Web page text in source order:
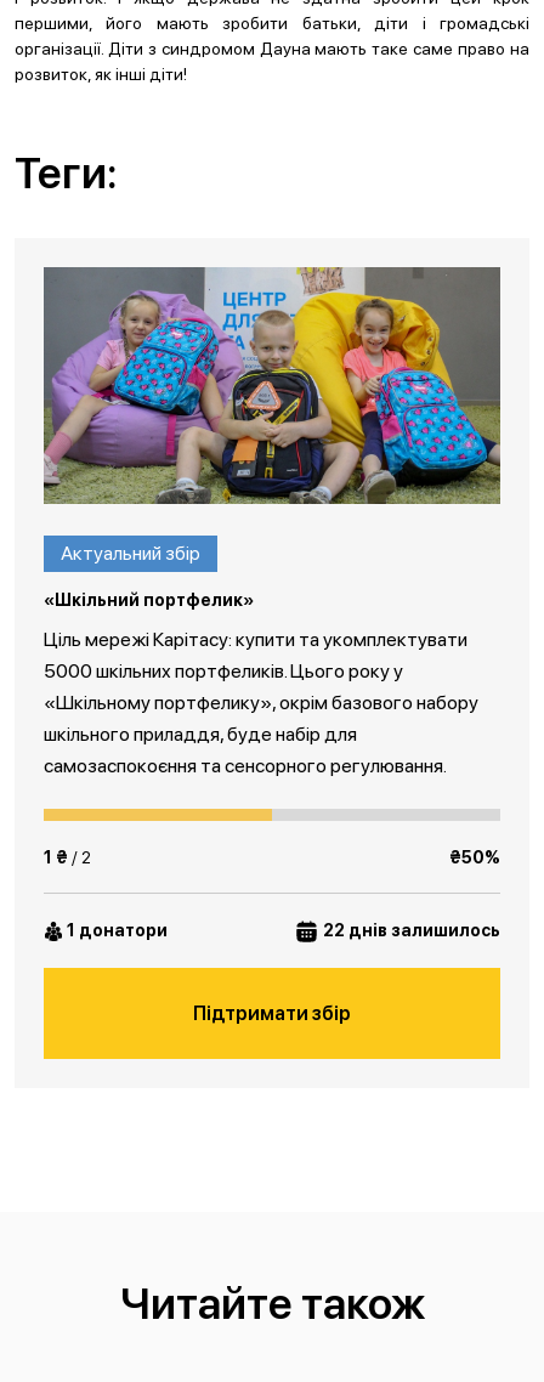
першими, його мають зробити батьки, діти і громадські
організації. Діти з синдромом Дауна мають таке саме право на
розвиток, як інші діти!
Теги:
Актуальний збір
«Шкільний портфелик»
Ціль мережі Карітасу: купити та укомплектувати
5000 шкільних портфеликів. Цього року у
«Шкільному портфелику», окрім базового набору
шкільного приладдя, буде набір для
самозаспокоєння та сенсорного регулювання.
1 ₴ / 2 ₴50%
1 донатори 22 днів залишилось
Підтримати збір
Читайте також